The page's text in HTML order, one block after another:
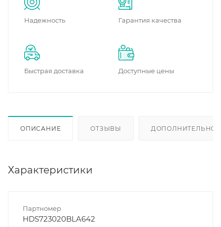
Надежность Гарантия качества
Быстрая доставка Доступные цены
ОПИСАНИЕ ОТЗЫВЫ ДОПОЛНИТЕЛЬНО
Характеристики
Партномер
HDS723020BLA642